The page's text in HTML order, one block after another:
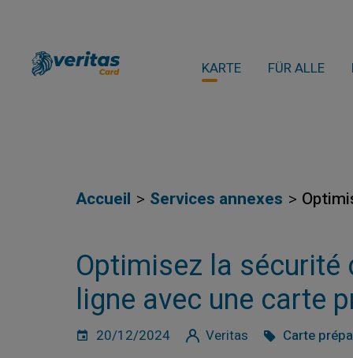
KARTE FÜR ALLE
Accueil Services annexes
Optimisez la sécurité
ligne avec une carte
20/12/2024 Veritas Carte